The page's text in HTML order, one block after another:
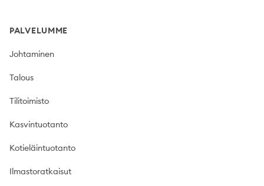
PALVELUMME
Johtaminen
Talous
Tilitoimisto
Kasvintuotanto
Kotieläintuotanto
Ilmastoratkaisut